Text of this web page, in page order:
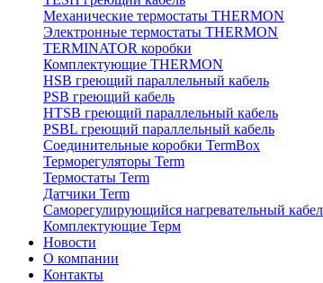
Механические термостаты THERMON
Электронные термостаты THERMON
TERMINATOR коробки
Комплектующие THERMON
HSB греющий параллельный кабель
PSB греющий кабель
HTSB греющий параллельный кабель
PSBL греющий параллельный кабель
Соединительные коробки TermBox
Терморегуляторы Term
Термостаты Term
Датчики Term
Саморегулирующийся нагревательный
Комплектующие Терм
Новости
О компании
Контакты